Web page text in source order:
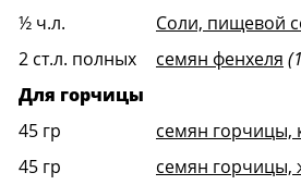
½ ч.л. Соли, пищевой
2 ст.л. полных семян фенхеля
Для горчицы
45 гр
семян горчицы,
45 гр
семян горчицы,